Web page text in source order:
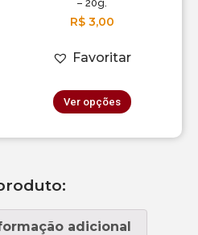
– 20g.
R$3,00
Favoritar
Ver opções
adicional